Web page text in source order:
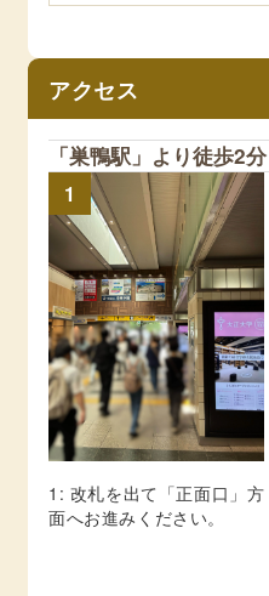
アクセス
「巣鴨駅」より徒歩2分
1
1: 改札を出て「正面口」方
面へお進みください。